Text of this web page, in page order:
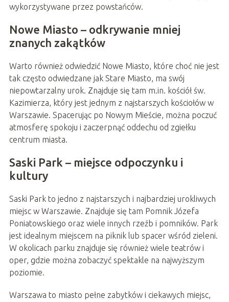
wykorzystywane przez powstańców.
Nowe Miasto – odkrywanie mniej
znanych zakątków
Warto również odwiedzić Nowe Miasto, które choć nie jest
tak często odwiedzane jak Stare Miasto, ma swój
niepowtarzalny urok. Znajduje się tam m.in. kościół św.
Kazimierza, który jest jednym z najstarszych kościołów w
Warszawie. Spacerując po Nowym Mieście, można poczuć
atmosferę spokoju i zaczerpnąć oddechu od zgiełku
centrum miasta.
Saski Park – miejsce odpoczynku i
kultury
Saski Park to jedno z najstarszych i najbardziej urokliwych
miejsc w Warszawie. Znajduje się tam Pomnik Józefa
Poniatowskiego oraz wiele innych rzeźb i pomników. Park
jest idealnym miejscem na piknik lub spacer wśród zieleni.
W okolicach parku znajduje się również wiele teatrów i
oper, gdzie można zobaczyć spektakle na najwyższym
poziomie.
Warszawa to miasto pełne zabytków i ciekawych miejsc,